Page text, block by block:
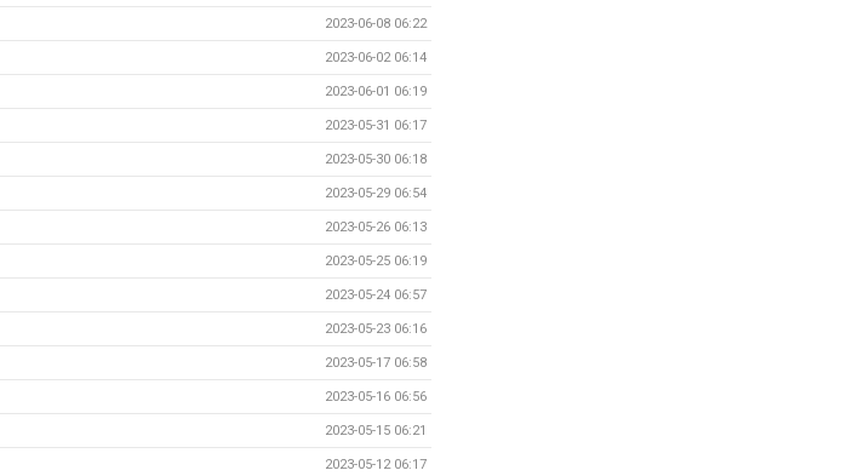
2023-06-08 06:22
2023-06-02 06:14
2023-06-01 06:19
2023-05-31 06:17
2023-05-30 06:18
2023-05-29 06:54
2023-05-26 06:13
2023-05-25 06:19
2023-05-24 06:57
2023-05-23 06:16
2023-05-17 06:58
2023-05-16 06:56
2023-05-15 06:21
2023-05-12 06:17